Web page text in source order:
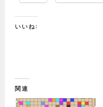
いいね:
関連